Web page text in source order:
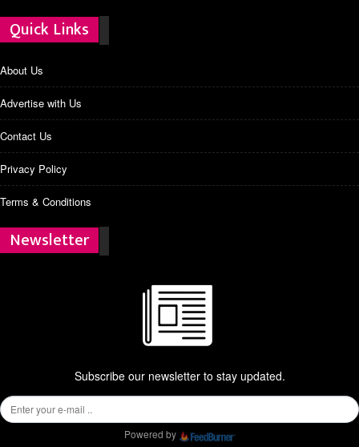
Quick Links
About Us
Advertise with Us
Contact Us
Privacy Policy
Terms & Conditions
Newsletter
Subscribe our newsletter to stay updated.
Powered by